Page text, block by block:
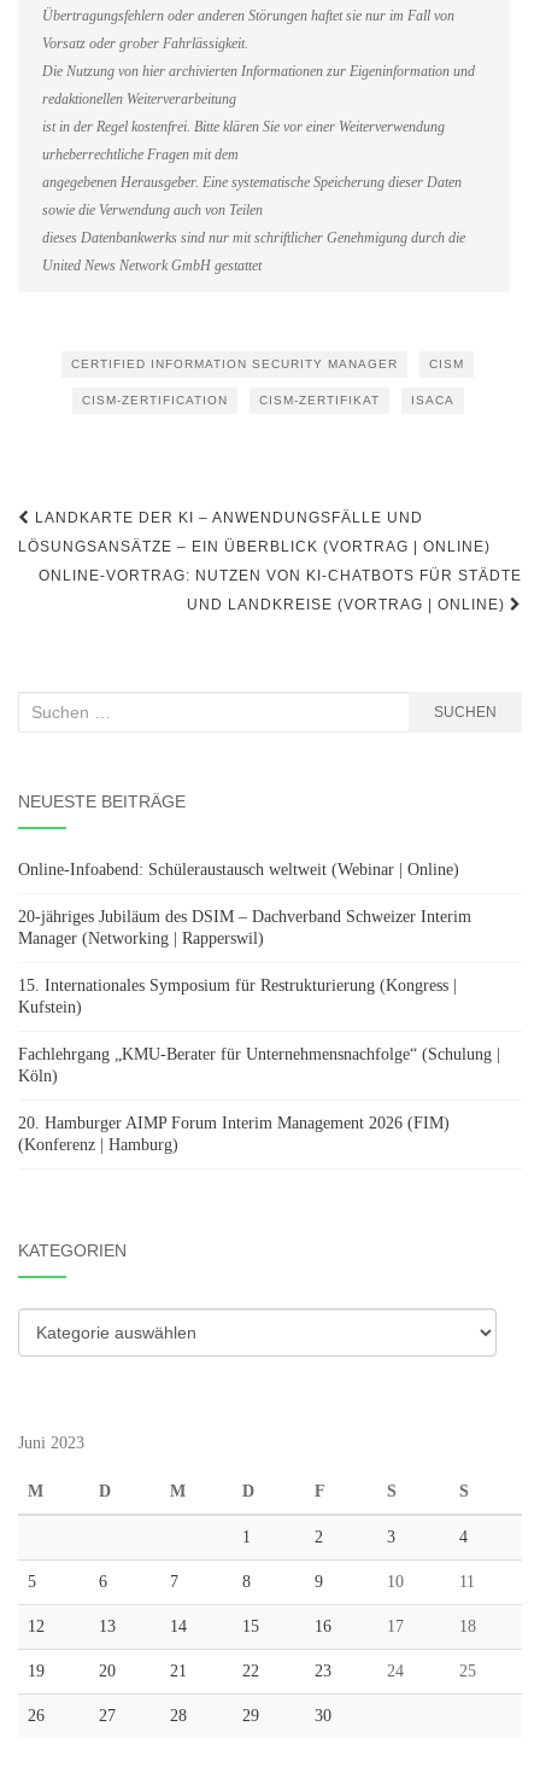
Übertragungsfehlern oder anderen Störungen haftet sie nur im Fall von
Vorsatz oder grober Fahrlässigkeit.
Die Nutzung von hier archivierten Informationen zur Eigeninformation und
redaktionellen Weiterverarbeitung
ist in der Regel kostenfrei. Bitte klären Sie vor einer Weiterverwendung
urheberrechtliche Fragen mit dem
angegebenen Herausgeber. Eine systematische Speicherung dieser Daten
sowie die Verwendung auch von Teilen
dieses Datenbankwerks sind nur mit schriftlicher Genehmigung durch die
United News Network GmbH gestattet
CERTIFIED INFORMATION SECURITY MANAGER CISM
CISM-ZERTIFICATION CISM-ZERTIFIKAT ISACA
Beitragsnavigation
LANDKARTE DER KI – ANWENDUNGSFÄLLE UND
LÖSUNGSANSÄTZE – EIN ÜBERBLICK (VORTRAG | ONLINE)
ONLINE-VORTRAG: NUTZEN VON KI-CHATBOTS FÜR STÄDTE
UND LANDKREISE (VORTRAG | ONLINE)
Suchen
SUCHEN
NEUESTE BEITRÄGE
Online-Infoabend: Schüleraustausch weltweit (Webinar | Online)
20-jähriges Jubiläum des DSIM – Dachverband Schweizer Interim
Manager (Networking | Rapperswil)
15. Internationales Symposium für Restrukturierung (Kongress |
Kufstein)
Fachlehrgang „KMU-Berater für Unternehmensnachfolge“ (Schulung |
Köln)
20. Hamburger AIMP Forum Interim Management 2026 (FIM)
(Konferenz | Hamburg)
KATEGORIEN
Kategorien
Juni 2023
M D M D F S S
1 2 3 4
5 6 7 8 9 10 11
12 13 14 15 16 17 18
19 20 21 22 23 24 25
26 27 28 29 30